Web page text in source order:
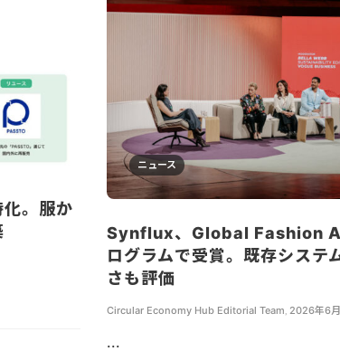
化。服か
ニュース
Synflux、Global Fashion
ログラムで受賞。既存システ
さも評価
Circular Economy Hub Editorial Team 2026年6
...